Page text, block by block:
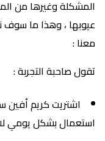
المشكلة وغيرها من
عيوبها ، وهذا ما سوف
معنا :
تقول صاحبة التجربة :
اشتريت كريم أفين
استعمال بشكل يومي